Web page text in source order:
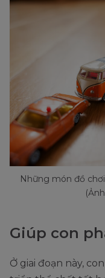
Những món đồ
Giúp con
Ở giai đoạn này,